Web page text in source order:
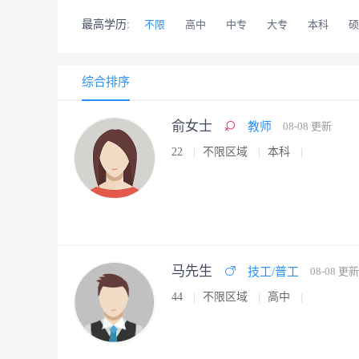
最高学历: 不限 高中 中专 大专 本科
综合排序
俞女士 教师 08-08 更新
22 不限区域 本科
马先生 技工/普工 08-08 更新
44 不限区域 高中